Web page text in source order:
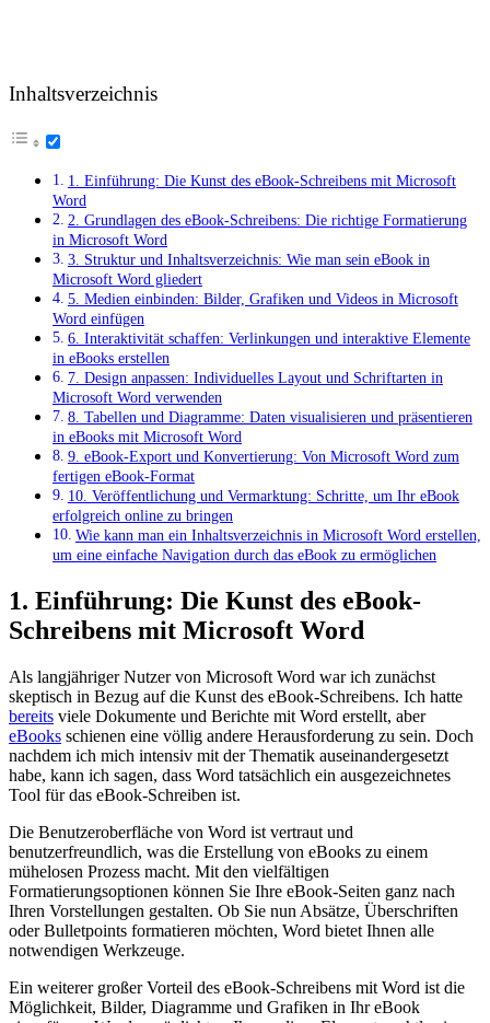
Inhaltsverzeichnis
1. Einführung: Die Kunst des eBook-Schreibens mit ⁤Microsoft⁢
Word
2. Grundlagen des ‌eBook-Schreibens: Die richtige Formatierung
in Microsoft Word
3.⁣ Struktur⁣ und Inhaltsverzeichnis: Wie man sein eBook in
Microsoft Word gliedert
5. Medien einbinden: Bilder, Grafiken und Videos in Microsoft
⁢Word einfügen
6. Interaktivität schaffen: Verlinkungen und interaktive Elemente
in eBooks erstellen
7. Design anpassen: Individuelles⁣ Layout und Schriftarten in
Microsoft Word verwenden
8. Tabellen und Diagramme: Daten‌ visualisieren⁢ und präsentieren
in eBooks mit​ Microsoft Word
9. eBook-Export und Konvertierung: Von Microsoft ⁣Word zum
fertigen eBook-Format
10. Veröffentlichung und Vermarktung: Schritte, um Ihr eBook
erfolgreich online zu bringen
Wie kann man ⁤ein ⁢Inhaltsverzeichnis in Microsoft Word erstellen,
um eine einfache Navigation durch‍ das eBook zu ermöglichen
1. Einführung: Die Kunst des eBook-
Schreibens mit ⁤Microsoft⁢ Word
Als langjähriger Nutzer von Microsoft Word war ich ⁣zunächst
skeptisch in⁤ Bezug auf die Kunst des eBook-Schreibens. Ich ⁣hatte
bereits ‍ viele Dokumente und Berichte mit Word erstellt, aber
eBooks schienen eine völlig andere⁣ Herausforderung zu sein. Doch
nachdem ich mich intensiv mit der Thematik auseinandergesetzt
habe, kann ich sagen, dass Word tatsächlich ein ausgezeichnetes
Tool für das eBook-Schreiben ist.
Die Benutzeroberfläche von Word ist vertraut und
benutzerfreundlich, was die Erstellung von eBooks zu einem
mühelosen⁤ Prozess macht. Mit den ‍vielfältigen
Formatierungsoptionen können Sie Ihre eBook-Seiten ganz nach
Ihren Vorstellungen gestalten. Ob Sie nun Absätze, Überschriften
oder Bulletpoints formatieren möchten, Word bietet Ihnen alle
notwendigen Werkzeuge.
Ein weiterer großer Vorteil des eBook-Schreibens ‌mit Word ist die
Möglichkeit, Bilder, Diagramme und Grafiken in Ihr eBook